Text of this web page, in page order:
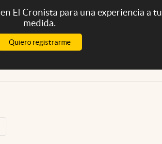
en El Cronista para una experiencia a tu
medida.
Quiero registrarme